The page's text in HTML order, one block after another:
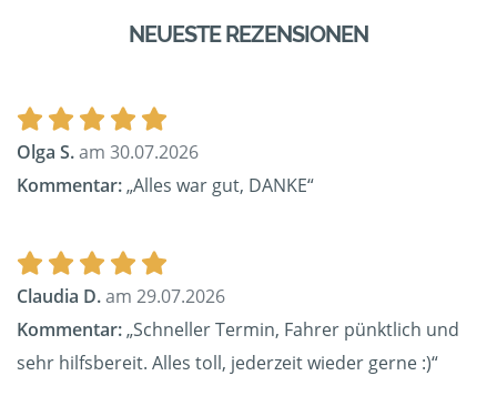
NEUESTE REZENSIONEN
Olga S.am 30.07.2026
Kommentar:„Alles war gut, DANKE“
Claudia D.am 29.07.2026
Kommentar:„Schneller Termin, Fahrer pünktlich und
sehr hilfsbereit. Alles toll, jederzeit wieder gerne :)“